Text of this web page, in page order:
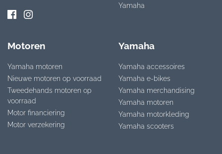
Yamaha
Motoren
Yamaha motoren
Nieuwe motoren op voorraad
Tweedehands motoren op
voorraad
Motor financiering
Motor verzekering
Yamaha
Yamaha accessoires
Yamaha e-bikes
Yamaha merchandising
Yamaha motoren
Yamaha motorkleding
Yamaha scooters